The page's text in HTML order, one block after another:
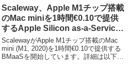
MONITがv2.2アップデートと共に無償化
されています。
Scaleway、Apple M1チップ搭載
のMac miniを1時間€0.10で提供
するApple Silicon as-a-Service
を開始。
ScalewayがApple M1チップ搭載のMac
mini (M1, 2020)を1時間€0.10で提供する
BMaaSを開始しています。詳細は以下か